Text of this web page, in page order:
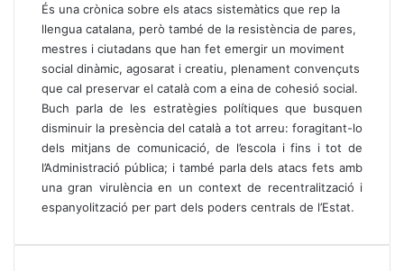
És una crònica sobre els atacs sistemàtics que rep la
llengua catalana, però també de la resistència de pares,
mestres i ciutadans que han fet emergir un moviment
social dinàmic, agosarat i creatiu, plenament convençuts
que cal preservar el català com a eina de cohesió social.
Buch parla de les estratègies polítiques que busquen
disminuir la presència del català a tot arreu: foragitant-lo
dels mitjans de comunicació, de l’escola i fins i tot de
l’Administració pública; i també parla dels atacs fets amb
una gran virulència en un context de recentralització i
espanyolització per part dels poders centrals de l’Estat.